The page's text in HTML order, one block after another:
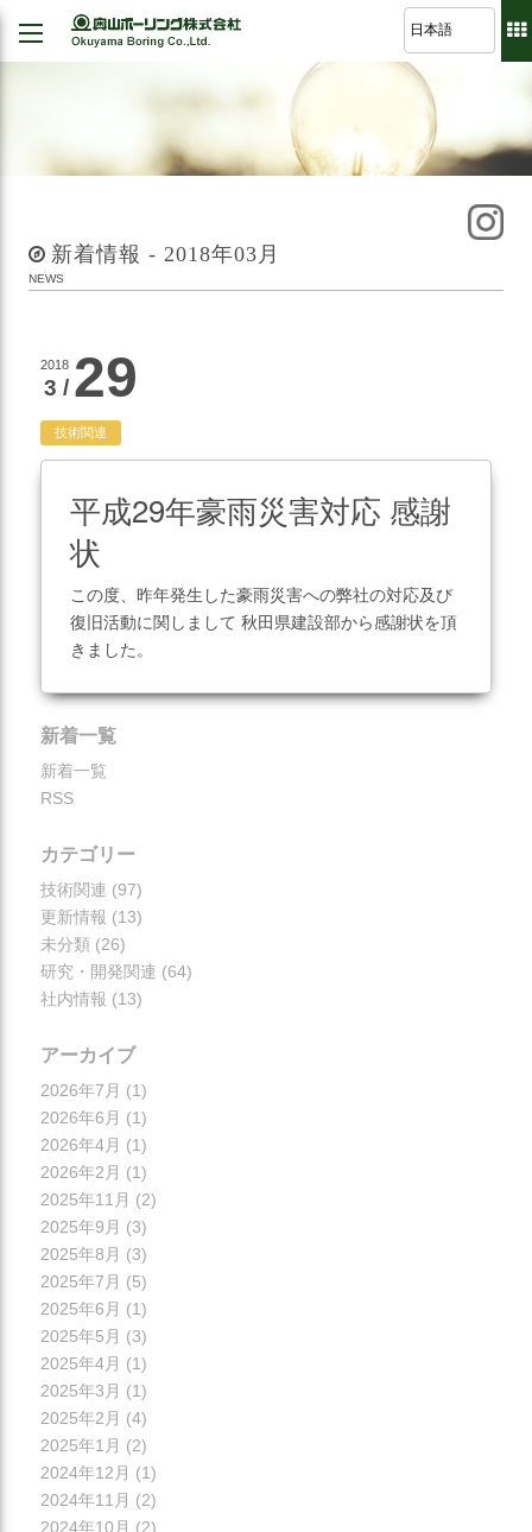
我が社の大悲願
代表挨拶
会社概要
組織図
事業所図
地すべり防止工事
さく井工事
グラウト工事
軟弱地盤解析
道路河川/構造物設計
測量全般
災害対応
地盤調査
土質調査
防災
砂防・地すべり調査
斜面対策工設計
総合解析
施設維持管理
R&D 論文集
波形集水パイプ
新着情報 - 2018年03月
NEWS
2018
3 / 29
技術関連
平成29年豪雨災害対応 感謝
状
この度、昨年発生した豪雨災害への弊社の対応及び
復旧活動に関しまして 秋田県建設部から感謝状を頂
きました。
新着一覧
新着一覧
RSS
カテゴリー
技術関連 (97)
更新情報 (13)
未分類 (26)
研究・開発関連 (64)
社内情報 (13)
アーカイブ
2026年7月 (1)
2026年6月 (1)
2026年4月 (1)
2026年2月 (1)
2025年11月 (2)
2025年9月 (3)
2025年8月 (3)
2025年7月 (5)
2025年6月 (1)
2025年5月 (3)
2025年4月 (1)
2025年3月 (1)
2025年2月 (4)
2025年1月 (2)
2024年12月 (1)
2024年11月 (2)
2024年10月 (2)